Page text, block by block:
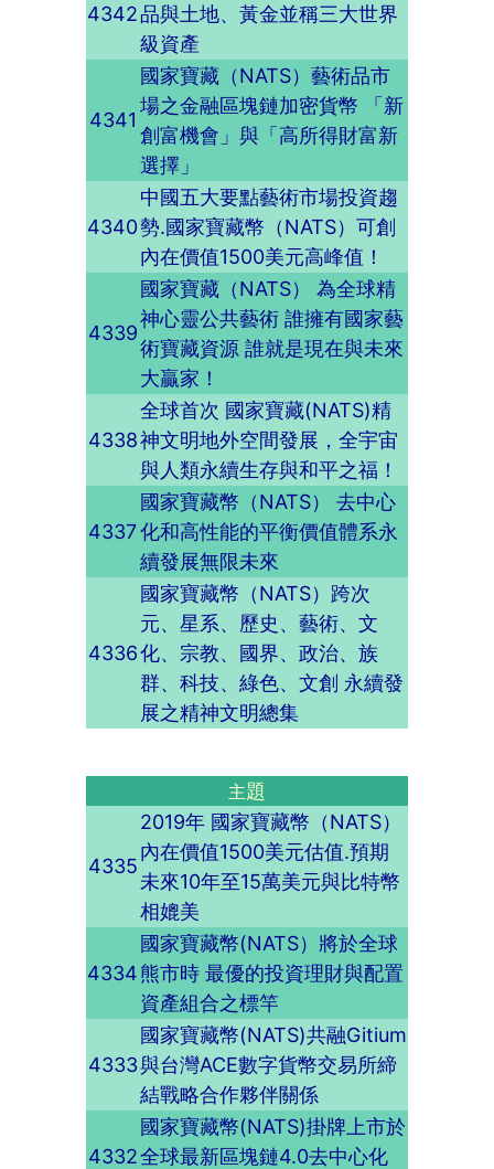
4342品與土地、黃金並稱三大世界
級資產
4341
國家寶藏（NATS）藝術品市
場之金融區塊鏈加密貨幣 「新
創富機會」與「高所得財富新
選擇」
4340
中國五大要點藝術市場投資趨
勢.國家寶藏幣（NATS）可創
內在價值1500美元高峰值！
4339
國家寶藏（NATS） 為全球精
神心靈公共藝術 誰擁有國家藝
術寶藏資源 誰就是現在與未來
大贏家！
4338
全球首次 國家寶藏(NATS)精
神文明地外空間發展，全宇宙
與人類永續生存與和平之福！
4337
國家寶藏幣（NATS） 去中心
化和高性能的平衡價值體系永
續發展無限未來
4336
國家寶藏幣（NATS）跨次
元、星系、歷史、藝術、文
化、宗教、國界、政治、族
群、科技、綠色、文創 永續發
展之精神文明總集
主題
4335
2019年 國家寶藏幣（NATS）
內在價值1500美元估值.預期
未來10年至15萬美元與比特幣
相媲美
4334
國家寶藏幣(NATS）將於全球
熊市時 最優的投資理財與配置
資產組合之標竿
4333
國家寶藏幣(NATS)共融Gitium
與台灣ACE數字貨幣交易所締
結戰略合作夥伴關係
4332
國家寶藏幣(NATS)掛牌上市於
全球最新區塊鏈4.0去中心化